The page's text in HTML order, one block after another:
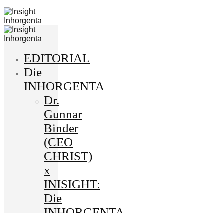
EDITORIAL
Die
INHORGENTA
Dr.
Gunnar
Binder
(CEO
CHRIST)
x
INISIGHT:
Die